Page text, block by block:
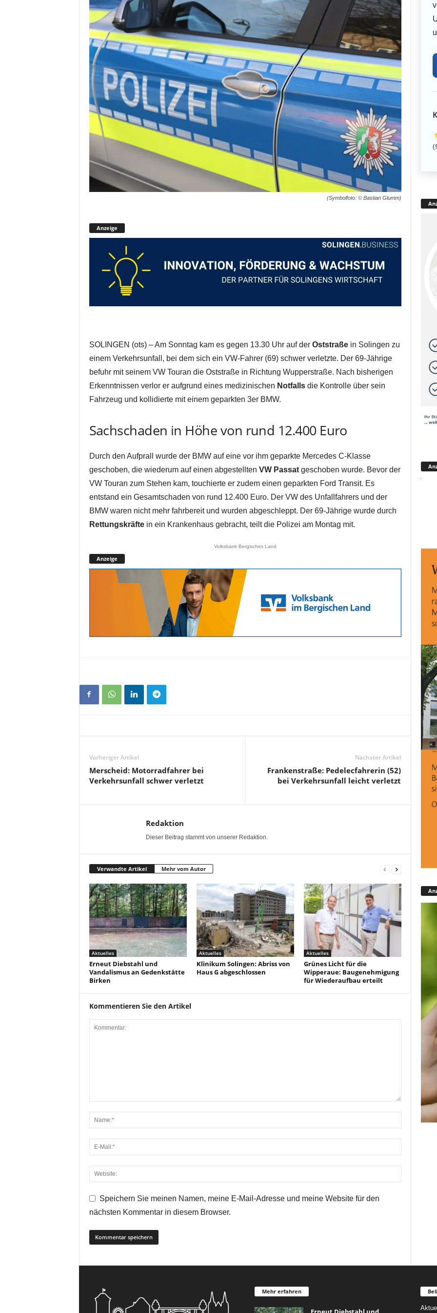
(Symbolfoto: © Bastian Glumm)
Anzeige
SOLINGEN (ots) – Am Sonntag kam es gegen 13.30 Uhr auf der Oststraßein Solingen zu
einem Verkehrsunfall, bei dem sich ein VW-Fahrer (69) schwer verletzte. Der 69-Jährige
befuhr mit seinem VW Touran die Oststraße in Richtung Wupperstraße. Nach bisherigen
Erkenntnissen verlor er aufgrund eines medizinischen Notfallsdie Kontrolle über sein
Fahrzeug und kollidierte mit einem geparkten 3er BMW.
Sachschaden in Höhe von rund 12.400 Euro
Durch den Aufprall wurde der BMW auf eine vor ihm geparkte Mercedes C-Klasse
geschoben, die wiederum auf einen abgestellten VW Passatgeschoben wurde. Bevor der
VW Touran zum Stehen kam, touchierte er zudem einen geparkten Ford Transit. Es
entstand ein Gesamtschaden von rund 12.400 Euro. Der VW des Unfallfahrers und der
BMW waren nicht mehr fahrbereit und wurden abgeschleppt. Der 69-Jährige wurde durch
Rettungskräftein ein Krankenhaus gebracht, teilt die Polizei am Montag mit.
Volksbank Bergisches Land
Anzeige
Vorheriger Artikel
Merscheid: Motorradfahrer bei
Verkehrsunfall schwer verletzt
Nächster Artikel
Frankenstraße: Pedelecfahrerin (52)
bei Verkehrsunfall leicht verletzt
Redaktion
Dieser Beitrag stammt von unserer Redaktion.
Verwandte Artikel Mehr vom Autor
Aktuelles
Erneut Diebstahl und
Vandalismus an Gedenkstätte
Birken
Aktuelles
Klinikum Solingen: Abriss von
Haus G abgeschlossen
Aktuelles
Grünes Licht für die
Wipperaue: Baugenehmigung
für Wiederaufbau erteilt
Kommentieren Sie den Artikel
Speichern Sie meinen Namen, meine E-Mail-Adresse und meine Website für den
nächsten Kommentar in diesem Browser.
Mehr erfahren